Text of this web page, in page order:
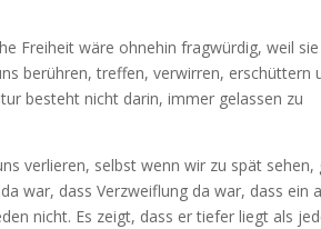
Freiheit wäre ohnehin fragwürdig, weil
berühren, treffen, verwirren, erschüttern
besteht nicht darin, immer gelassen zu
verlieren, selbst wenn wir zu spät sehen,
war, dass Verzweiflung da war, dass ein
nicht. Es zeigt, dass er tiefer liegt als